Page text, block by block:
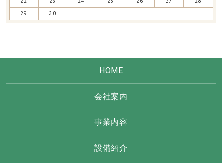
22 23 24 25 26 27 28
29 30
HOME
会社案内
事業内容
設備紹介